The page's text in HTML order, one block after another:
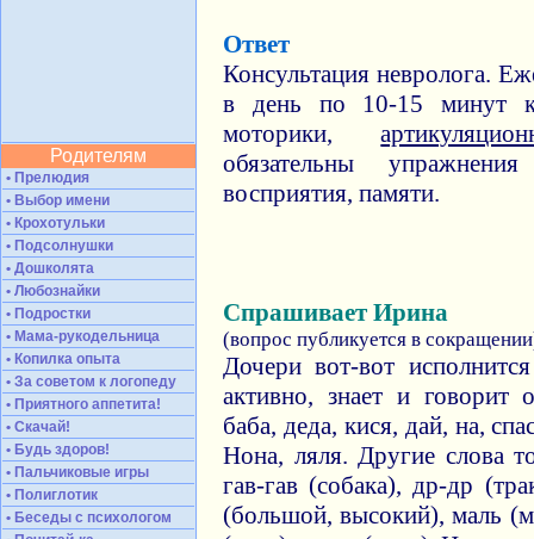
Родителям
• Прелюдия
• Выбор имени
• Крохотульки
• Подсолнушки
• Дошколята
• Любознайки
• Подростки
• Мама-рукодельница
• Копилка опыта
• За советом к логопеду
• Приятного аппетита!
• Скачай!
• Будь здоров!
• Пальчиковые игры
• Полиглотик
• Беседы с психологом
Ответ
Консультация невролога.
в день по 10-15 минут
моторики,
обязательны
восприятия, памяти.
Спрашивает Ирина
(вопрос публикуется в
Дочери вот-вот
активно, знает и говорит
баба, деда, кися, дай, на,
Нона, ляля. Другие слова
гав-гав (собака), др-др
(большой, высокий), маль